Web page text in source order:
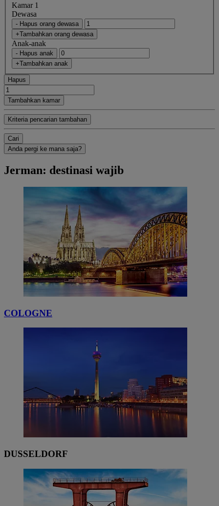
Kamar 1
Dewasa
- Hapus orang dewasa
+Tambahkan orang dewasa
Anak-anak
- Hapus anak
+Tambahkan anak
Hapus
Tambahkan kamar
Kriteria pencarian tambahan
Cari
Anda pergi ke mana saja?
Jerman: destinasi wajib
COLOGNE
DUSSELDORF